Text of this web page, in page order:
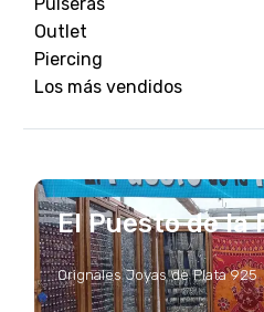
Outlet
Piercing
Los más vendidos
El Puesto de la
Orignales Joyas de Plata 925